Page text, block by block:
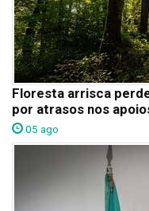
Floresta arrisca
por atrasos nos
05 ago